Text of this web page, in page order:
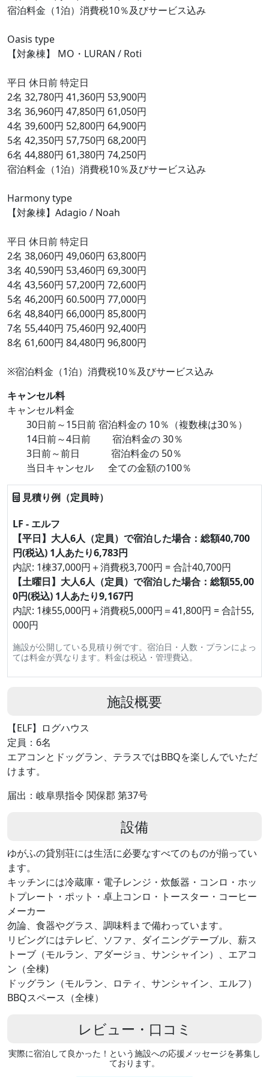
宿泊料金（1泊）消費税10％及びサービス込み
Oasis type
【対象棟】 MO・LURAN / Roti
平日 休日前 特定日
2名 32,780円 41,360円 53,900円
3名 36,960円 47,850円 61,050円
4名 39,600円 52,800円 64,900円
5名 42,350円 57,750円 68,200円
6名 44,880円 61,380円 74,250円
宿泊料金（1泊）消費税10％及びサービス込み
Harmony type
【対象棟】Adagio / Noah
平日 休日前 特定日
2名 38,060円 49,060円 63,800円
3名 40,590円 53,460円 69,300円
4名 43,560円 57,200円 72,600円
5名 46,200円 60.500円 77,000円
6名 48,840円 66,000円 85,800円
7名 55,440円 75,460円 92,400円
8名 61,600円 84,480円 96,800円
※宿泊料金（1泊）消費税10％及びサービス込み
キャンセル料
キャンセル料金
30日前～15日前 宿泊料金の 10％（複数棟は30％）
14日前～4日前 宿泊料金の 30％
3日前～前日 宿泊料金の 50％
当日キャンセル 全ての金額の100％
見積り例（定員時）
LF - エルフ
【平日】大人6人（定員）で宿泊した場合：総額40,700
円(税込) 1人あたり6,783円
内訳: 1棟37,000円＋消費税3,700円 = 合計40,700円
【土曜日】大人6人（定員）で宿泊した場合：総額55,00
0円(税込) 1人あたり9,167円
内訳: 1棟55,000円＋消費税5,000円＝41,800円 = 合計55,
000円
施設が公開している見積り例です。宿泊日・人数・プランによっ
ては料金が異なります。料金は税込・管理費込。
施設概要
【ELF】ログハウス
定員：6名
エアコンとドッグラン、テラスではBBQを楽しんでいただ
けます。
届出：岐阜県指令 関保郡 第37号
設備
ゆがふの貸別荘には生活に必要なすべてのものが揃ってい
ます。
キッチンには冷蔵庫・電子レンジ・炊飯器・コンロ・ホッ
トプレート・ポット・卓上コンロ・トースター・コーヒー
メーカー
勿論、食器やグラス、調味料まで備わっています。
リビングにはテレビ、ソファ、ダイニングテーブル、薪ス
トーブ（モルラン、アダージョ、サンシャイン）、エアコ
ン（全棟)
ドッグラン（モルラン、ロティ、サンシャイン、エルフ）
BBQスペース（全棟）
レビュー・口コミ
実際に宿泊して良かった！という施設への応援メッセージを募集し
ております。